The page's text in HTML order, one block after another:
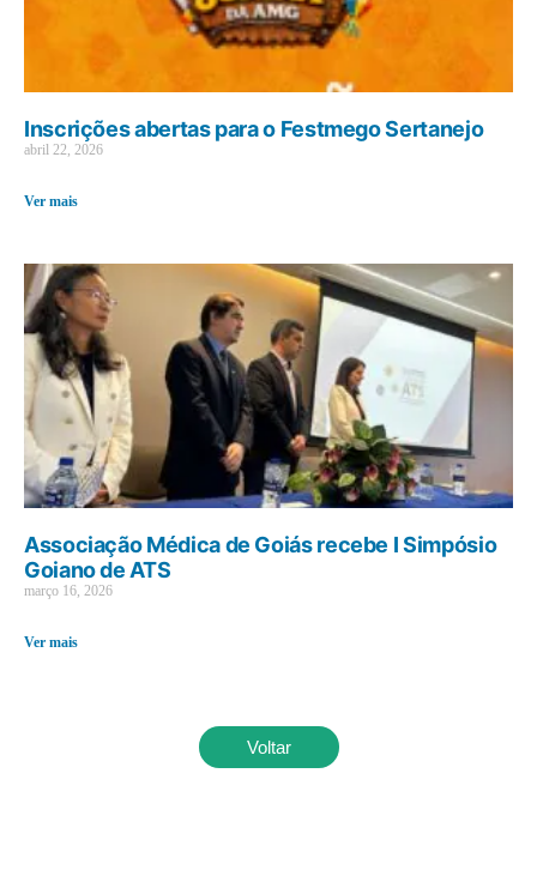
Inscrições abertas para o Festmego Sertanejo
abril 22, 2026
Ver mais
Associação Médica de Goiás recebe I Simpósio
Goiano de ATS
março 16, 2026
Ver mais
Voltar